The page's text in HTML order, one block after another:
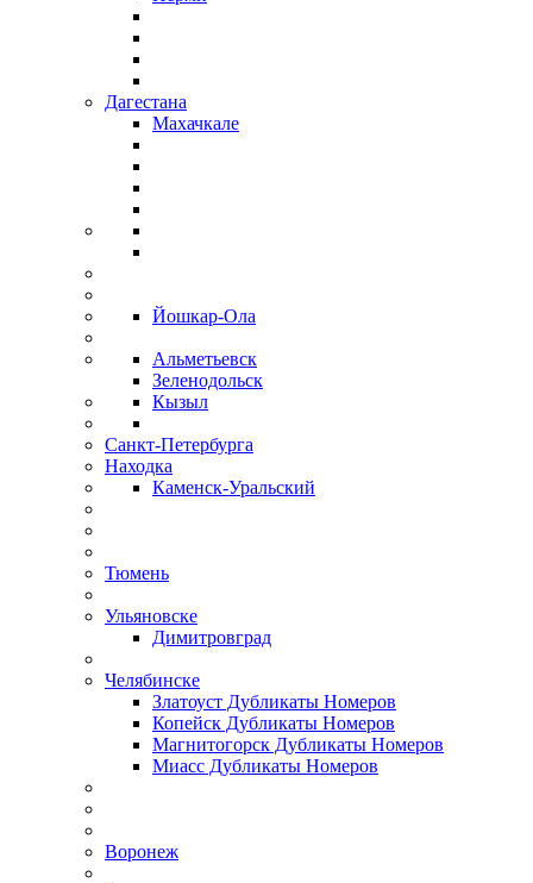
Дагестана
Махачкале
Йошкар-Ола
Альметьевск
Зеленодольск
Кызыл
Санкт-Петербурга
Находка
Каменск-Уральский
Тюмень
Ульяновске
Димитровград
Челябинске
Златоуст Дубликаты Номеров
Копейск Дубликаты Номеров
Магнитогорск Дубликаты Номеров
Миасс Дубликаты Номеров
Воронеж